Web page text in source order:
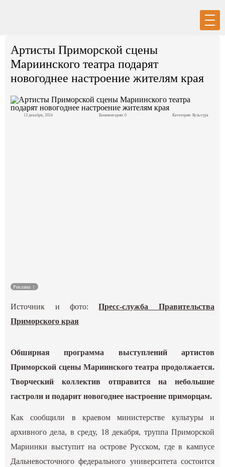
Вход
Политика
Артисты Приморской сцены
Мариинского театра подарят
новогоднее настроение жителям края
13 декабря, 2024 Комментарии: 0 Категория: Культура
Реклама
Источник и фото:Пресс-служба Правительства
Приморского края
Обширная программа выступлений артистов
Приморской сцены Мариинского театра продолжается.
Творческий коллектив отправится на небольшие
гастроли и подарит новогоднее настроение приморцам.
Как сообщили в краевом министерстве культуры и
архивного дела, в среду, 18 декабря, труппа Приморской
Мариинки выступит на острове Русском, где в кампусе
Дальневосточного федерального университета состоится